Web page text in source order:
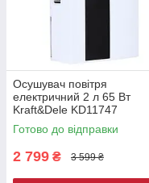
Осушувач повітря
електричний 2 л 65 Вт
Kraft&Dele KD11747
побутовий вологопоглинач
Готово до відправки
2 799 ₴ 3 599 ₴